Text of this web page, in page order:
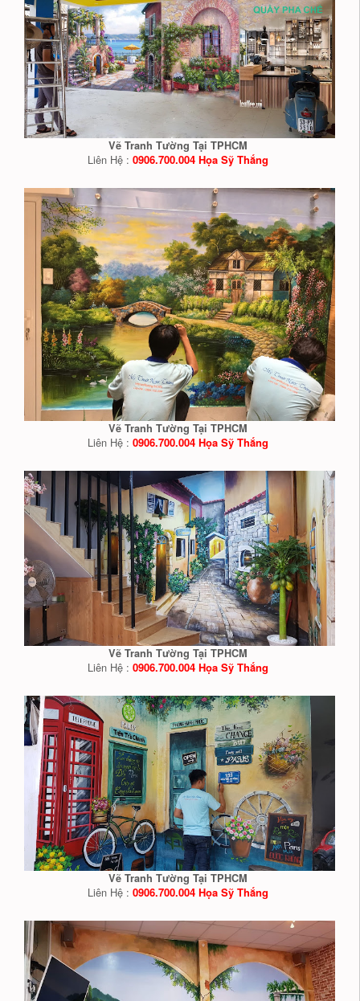
Vẽ Tranh Tường Tại TPHCM
Liên Hệ : 0906.700.004 Họa Sỹ Thắng
Vẽ Tranh Tường Tại TPHCM
Liên Hệ : 0906.700.004 Họa Sỹ Thắng
Vẽ Tranh Tường Tại TPHCM
Liên Hệ : 0906.700.004 Họa Sỹ Thắng
Vẽ Tranh Tường Tại TPHCM
Liên Hệ : 0906.700.004 Họa Sỹ Thắng